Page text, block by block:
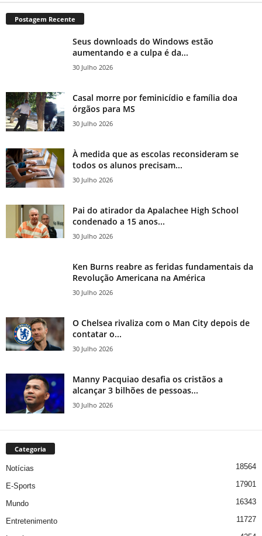
Postagem Recente
Seus downloads do Windows estão
aumentando e a culpa é da...
30 Julho 2026
Casal morre por feminicídio e família doa
órgãos para MS
30 Julho 2026
À medida que as escolas reconsideram se
todos os alunos precisam...
30 Julho 2026
Pai do atirador da Apalachee High School
condenado a 15 anos...
30 Julho 2026
Ken Burns reabre as feridas fundamentais da
Revolução Americana na América
30 Julho 2026
O Chelsea rivaliza com o Man City depois de
contatar o...
30 Julho 2026
Manny Pacquiao desafia os cristãos a
alcançar 3 bilhões de pessoas...
30 Julho 2026
Categoria
Notícias 18564
E-Sports 17901
Mundo 16343
Entretenimento 11727